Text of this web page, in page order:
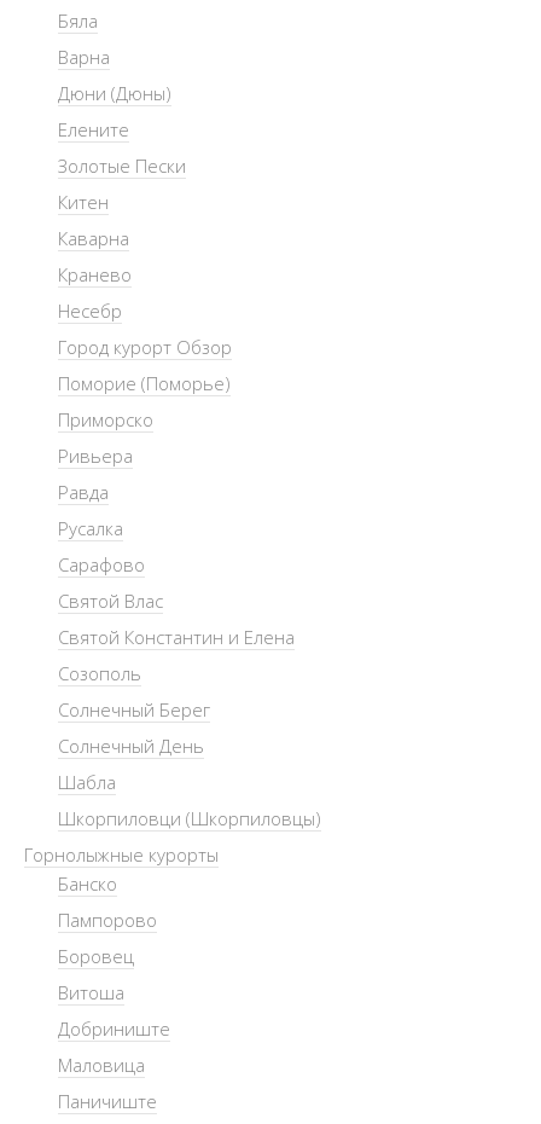
Бяла
Варна
Дюни (Дюны)
Елените
Золотые Пески
Китен
Каварна
Кранево
Несебр
Город курорт Обзор
Поморие (Поморье)
Приморско
Ривьера
Равда
Русалка
Сарафово
Святой Влас
Святой Константин и Елена
Созополь
Солнечный Берег
Солнечный День
Шабла
Шкорпиловци (Шкорпиловцы)
Горнолыжные курорты
Банско
Пампорово
Боровец
Витоша
Добриниште
Маловица
Паничиште